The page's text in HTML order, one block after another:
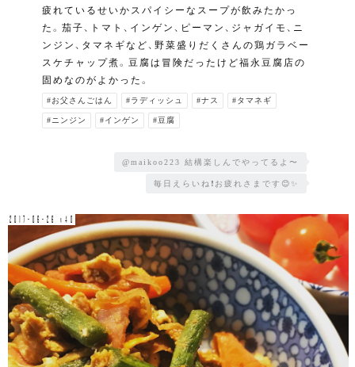
疲れているせいかスパイシーなスープが飲みたかっ
た。茄子、トマト、インゲン、ピーマン、ジャガイモ、ニ
ンジン、タマネギなど、野菜盛りだくさんの鶏ガラベー
スケチャップ煮。豆腐は冒険だったけど福永豆腐店の
固めなのがよかった。
#お父さんごはん #ラディッシュ #ナス #タマネギ
#ニンジン #インゲン #豆腐
@maikoo223 結構楽しんでやってるよ〜
毎日えらいね❗お疲れさまです😊✨
2017-06-26 v40